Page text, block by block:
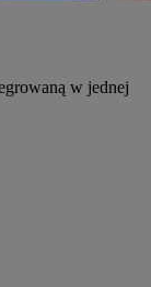
w jednej